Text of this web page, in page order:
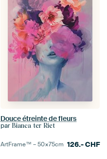
Douce étreinte de fleurs
par Bianca ter Riet
ArtFrame™ –50×75cm 126.-CHF